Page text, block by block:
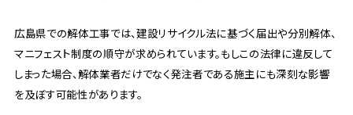
広島県での解体工事では、建設リサイクル法に基づく届出や分別解体、
マニフェスト制度の順守が求められています。もしこの法律に違反して
しまった場合、解体業者だけでなく発注者である施主にも深刻な影響
を及ぼす可能性があります。